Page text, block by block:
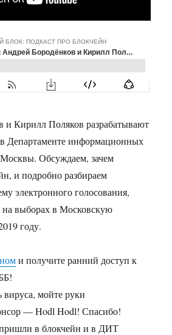
и Кирилл Поляков разрабатывают
Департаменте информационных
Обсуждаем, зачем
и подробно разбираем
электронного голосования,
выборах в Московскую
году.
и получите ранний доступ к
вируса, мойте руки
— Hodl Hodl! Спасибо!
пришли в блокчейн и в ДИТ